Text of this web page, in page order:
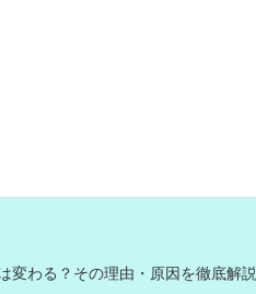
変わる？その理由・原因を徹底解説